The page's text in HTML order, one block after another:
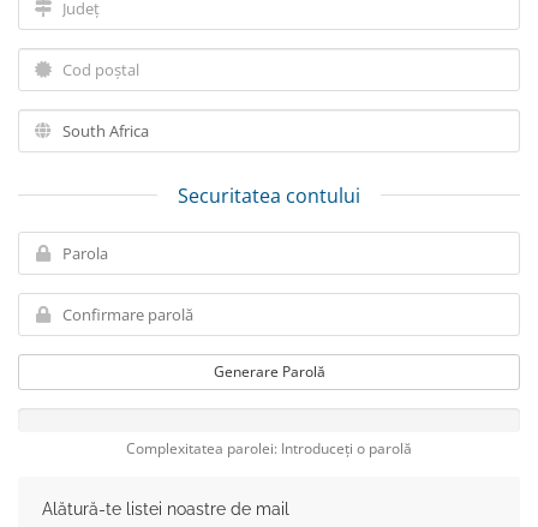
Securitatea contului
Generare Parolă
Complexitatea parolei: Introduceți o parolă
Alătură-te listei noastre de mail